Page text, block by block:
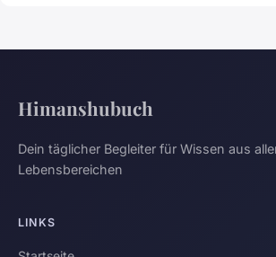
Himanshubuch
Dein täglicher Begleiter für Wissen aus
Lebensbereichen
LINKS